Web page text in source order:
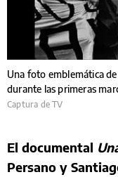
Una foto emblemática
durante las primeras
Captura de TV
El documental
Persano y